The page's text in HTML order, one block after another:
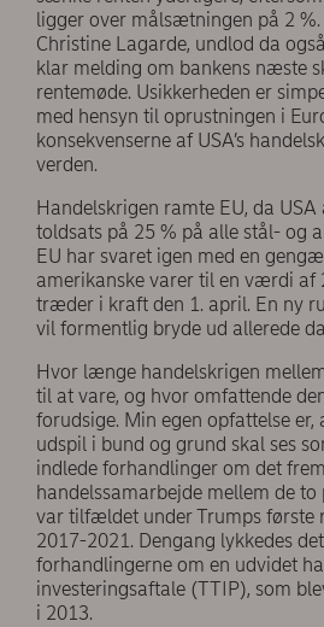
ligger over målsætningen på 2 %.
Christine Lagarde, undlod da
klar melding om bankens næste
rentemøde. Usikkerheden er
med hensyn til oprustningen i
konsekvenserne af USA’s
verden.
Handelskrigen ramte EU, da USA
toldsats på 25 % på alle stål- og
EU har svaret igen med en
amerikanske varer til en værdi af
træder i kraft den 1. april. En ny
vil formentlig bryde ud allerede
Hvor længe handelskrigen
til at vare, og hvor omfattende
forudsige. Min egen opfattelse er,
udspil i bund og grund skal ses
indlede forhandlinger om det
handelssamarbejde mellem de to
var tilfældet under Trumps første
2017-2021. Dengang lykkedes
forhandlingerne om en udvidet
investeringsaftale (TTIP), som
i 2013.